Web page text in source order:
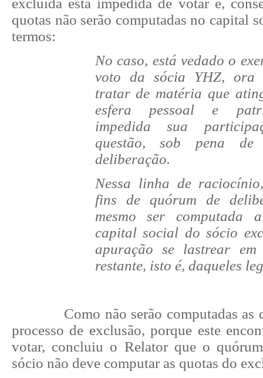
quotas não serão computadas no capital
termos:
No caso, está vedado o
voto da sócia YHZ, ora
tratar de matéria que
esfera pessoal e
impedida sua
questão, sob pena
deliberação.
Nessa linha de
fins de quórum de
mesmo ser computada
capital social do sócio
apuração se lastrear
restante, isto é, daqueles
Como não serão computadas as
processo de exclusão, porque este
votar, concluiu o Relator que o
sócio não deve computar as quotas do